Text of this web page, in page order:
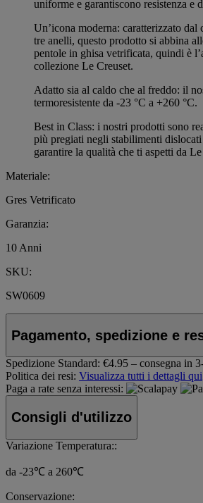
uniforme e garantiscono resistenza e
Un’icona moderna: caratterizzato dal
tre anelli, questo prodotto si abbina
pentole in ghisa vetrificata, quindi è
collezione Le Creuset.
Adatto sia al caldo che al freddo: il
termoresistente da -23 °C a +260 °C.
Best in Class: i nostri prodotti sono
più pregiati negli stabilimenti
garantire la qualità che ti aspetti da
Materiale:
Gres Vetrificato
Garanzia:
10 Anni
SKU:
SW0609
Pagamento, spedizione e
Spedizione Standard: €4.95 – consegna in
Politica dei resi: Visualizza tutti i dettagli qui
Paga a rate senza interessi:
Consigli d'utilizzo
Variazione Temperatura::
da -23℃ a 260℃
Conservazione: